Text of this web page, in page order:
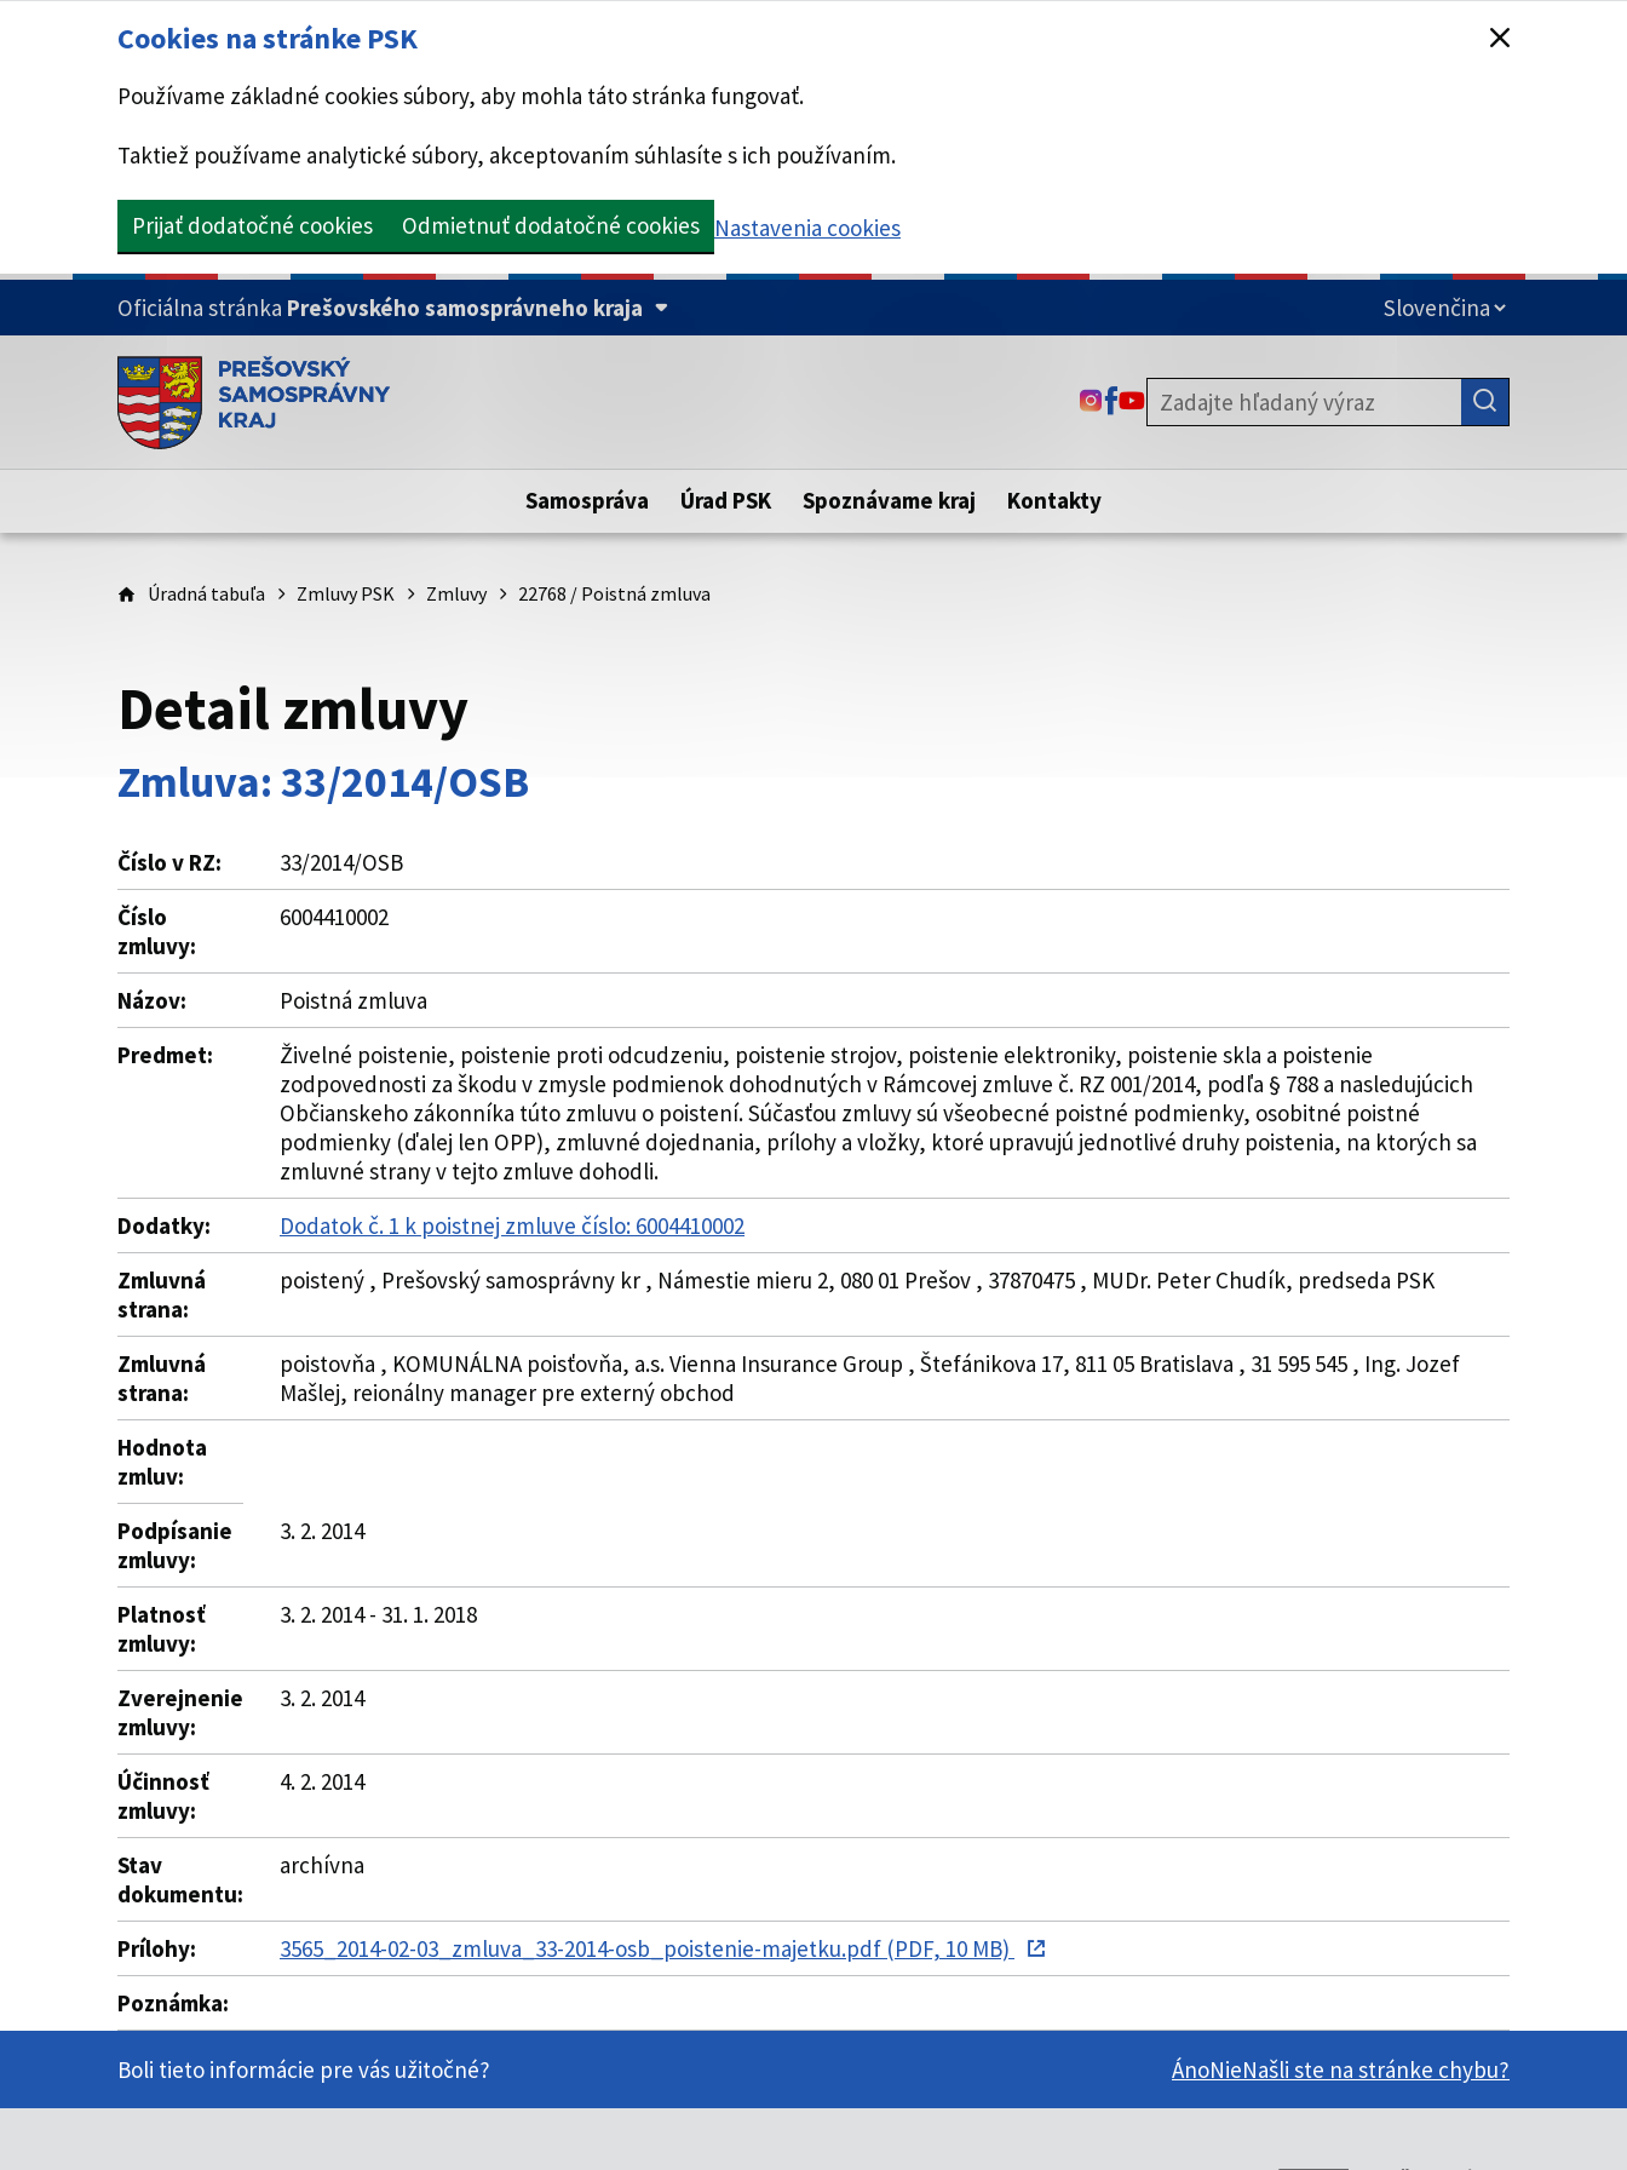
Cookies na stránke PSK
Používame základné cookies súbory, aby mohla táto stránka fungovať.
Taktiež používame analytické súbory, akceptovaním súhlasíte s ich používaním.
Prijať dodatočné cookies Odmietnuť dodatočné cookies Nastavenia cookies
PRESKOČIŤ NA HLAVNÝ OBSAH
Oficiálna stránka Prešovského samosprávneho kraja
Doména psk.sk je oficiálna
Toto je oficiálna webová stránka Prešovského samosprávneho kraja.
Táto stránka je zabezpečená
zabezpečenú webovú stránku. Zabezpečená stránka vždy začína
https:// pred názvom domény webového sídla.
ODKAZ SA OTVORÍ NA NOVEJ KARTE
ODKAZ SA OTVORÍ NA NOVEJ KARTE
ODKAZ SA OTVORÍ NA NOVEJ KARTE
Samospráva Úrad PSK Spoznávame kraj Kontakty
Úradná tabuľa Zmluvy PSK Zmluvy 22768 / Poistná zmluva
Detail zmluvy
Zmluva: 33/2014/OSB
Číslo v RZ:
33/2014/OSB
Číslo
zmluvy:
6004410002
Názov:
Poistná zmluva
Predmet:
Živelné poistenie, poistenie proti odcudzeniu, poistenie strojov, poistenie elektroniky, poistenie skla a poistenie
zodpovednosti za škodu v zmysle podmienok dohodnutých v Rámcovej zmluve č. RZ 001/2014, podľa § 788 a nasledujúcich
Občianskeho zákonníka túto zmluvu o poistení. Súčasťou zmluvy sú všeobecné poistné podmienky, osobitné poistné
podmienky (ďalej len OPP), zmluvné dojednania, prílohy a vložky, ktoré upravujú jednotlivé druhy poistenia, na ktorých sa
zmluvné strany v tejto zmluve dohodli.
Dodatky:
Dodatok č. 1 k poistnej zmluve číslo: 6004410002
Zmluvná
strana:
poistený , Prešovský samosprávny kr , Námestie mieru 2, 080 01 Prešov , 37870475 , MUDr. Peter Chudík, predseda PSK
Zmluvná
strana:
poistovňa , KOMUNÁLNA poisťovňa, a.s. Vienna Insurance Group , Štefánikova 17, 811 05 Bratislava , 31 595 545 , Ing. Jozef
Mašlej, reionálny manager pre externý obchod
Hodnota
zmluv:
Podpísanie
zmluvy:
3. 2. 2014
Platnosť
zmluvy:
3. 2. 2014 - 31. 1. 2018
Zverejnenie
zmluvy:
3. 2. 2014
Účinnosť
zmluvy:
4. 2. 2014
Stav
dokumentu:
archívna
Prílohy:
3565_2014-02-03_zmluva_33-2014-osb_poistenie-majetku.pdf (PDF, 10 MB)
Poznámka:
Boli tieto informácie pre vás užitočné? ÁnoNieNašli ste na stránke chybu?